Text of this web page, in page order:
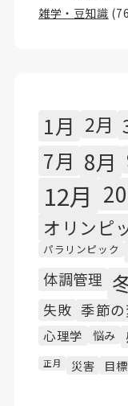
雑学・豆知識
1月 2月
7月 8月
12月
オリンピ
パラリンピック
体調管理
失敗 季節
心理学 悩み
正月 災害 目